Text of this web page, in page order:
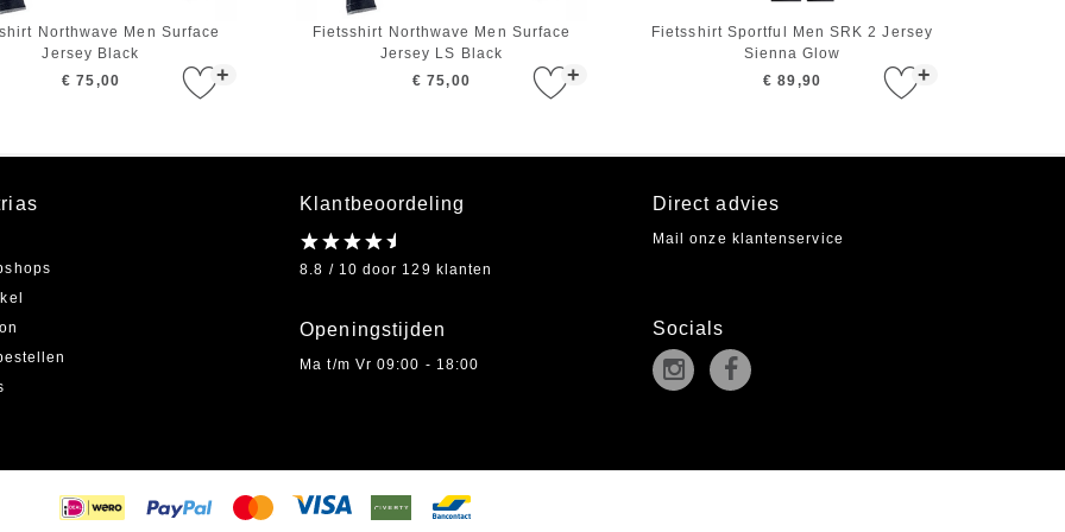
+
Northwave Men Surface
Jersey Black
€ 75,00
+
Fietsshirt Northwave Men Surface
Jersey LS Black
€ 75,00
+
Fietsshirt Sportful Men SRK 2 Jersey
Sienna Glow
€ 89,90
Klantbeoordeling
8.8 / 10 door 129 klanten
Openingstijden
Ma t/m Vr 09:00 - 18:00
Direct advies
Mail onze klantenservice
Socials